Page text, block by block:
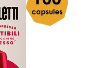
AAN